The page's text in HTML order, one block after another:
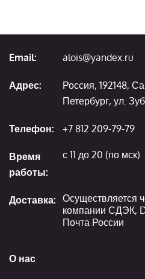
О нас
Email: alois@yandex.ru
Адрес:
Россия, 192148,
Петербург, ул.
Телефон: +7 812 209-79-79
Время
работы:
с 11 до 20 (по мск)
Доставка: Осуществляется
компании СДЭК,
Почта России